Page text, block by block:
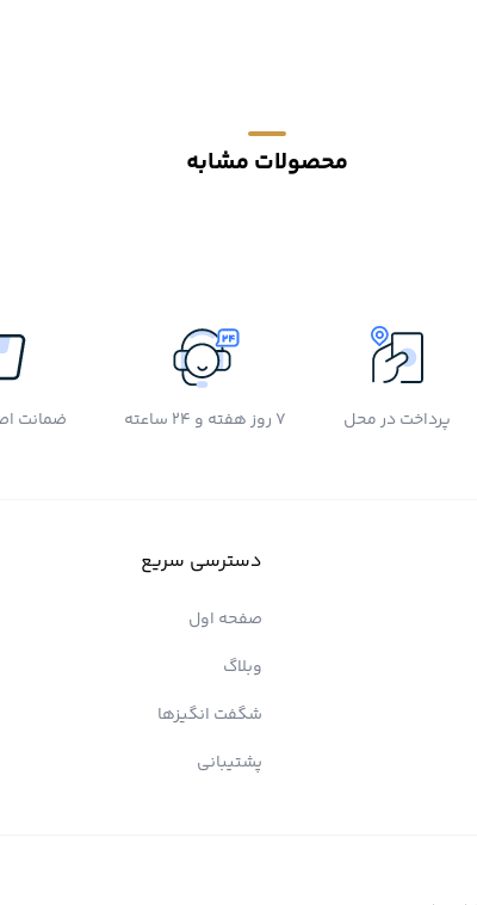
محصولات مشابه
پرداخت در محل 7 روز هفته و 24 ساعته ضمانت
دسترسی سریع
صفحه اول
وبلاگ
شگفت انگیزها
پشتیبانی